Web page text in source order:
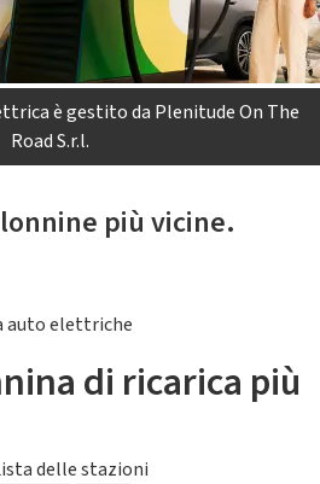
è gestito da Plenitude On The
Road S.r.l.
più vicine.
auto elettriche
di ricarica più
delle stazioni